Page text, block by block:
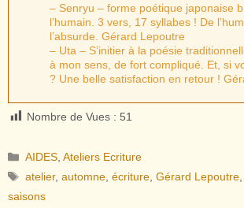
– Senryu – forme poétique japonaise
l’humain. 3 vers, 17 syllabes ! De
l’absurde. Gérard Lepoutre
– Uta – S’initier à la poésie
à mon sens, de fort compliqué. Et, si
? Une belle satisfaction en retour !
Nombre de Vues : 51
Catégories
AIDES ,Ateliers Ecriture
Étiquettes
atelier,automne ,écriture ,Gérard Lepoutre
saisons